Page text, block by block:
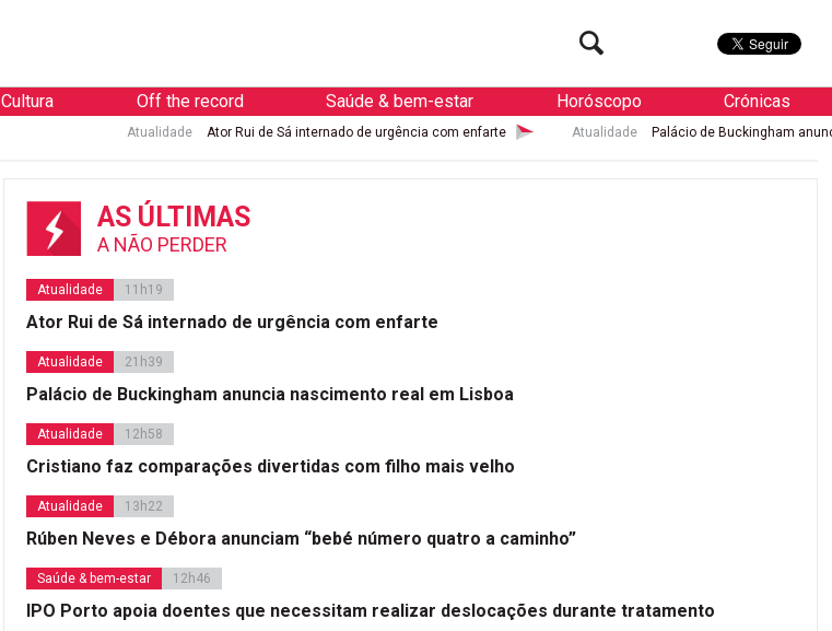
Cultura Off the record Saúde & bem-estar Horóscopo Crónicas
Ator Rui de Sá internado de urgência com enfarte Atualidade Palácio de Buckingham anuncia nascimento
AS ÚLTIMAS
A NÃO PERDER
Atualidade 11h19
Ator Rui de Sá internado de urgência com enfarte
Atualidade 21h39
Palácio de Buckingham anuncia nascimento real em Lisboa
Atualidade 12h58
Cristiano faz comparações divertidas com filho mais velho
Atualidade 13h22
Rúben Neves e Débora anunciam “bebé número quatro a caminho”
Saúde & bem-estar 12h46
IPO Porto apoia doentes que necessitam realizar deslocações durante tratamento